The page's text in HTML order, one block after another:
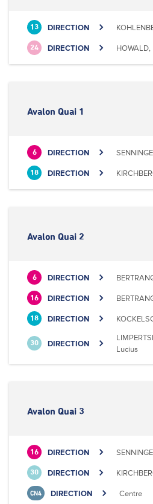
13 DIRECTION
24 DIRECTION
Avalon Quai 1
6 DIRECTION
18 DIRECTION
Avalon Quai 2
6 DIRECTION
16 DIRECTION
18 DIRECTION
30 DIRECTION
Lucius
Avalon Quai 3
16 DIRECTION
30 DIRECTION
CN4 DIRECTION Centre